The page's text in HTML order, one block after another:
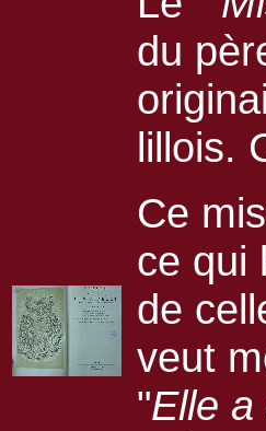
du
lillois.
Ce
ce qui
de
veut
"Elle